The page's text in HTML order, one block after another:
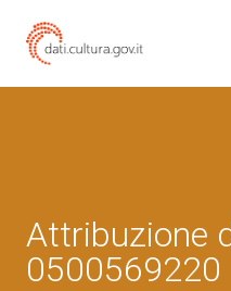
Attribuzione
0500569220